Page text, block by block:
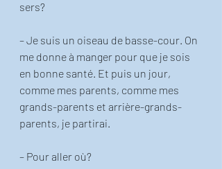
sers?
– Je suis un oiseau de basse-cour. On
me donne à manger pour que je sois
en bonne santé. Et puis un jour,
comme mes parents, comme mes
grands-parents et arrière-grands-
parents, je partirai.
– Pour aller où?